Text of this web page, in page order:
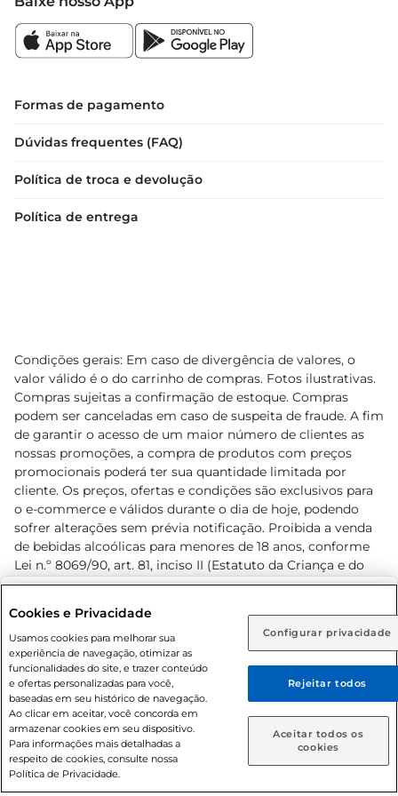
Rio de Janeiro (RJ) Goiás (GO)
Ou
Caso queira comprar online, informe como deseja receber
suas compras:
Entrega em casa Retire em Loja
Maipo Carmenere e deixese envolver por sua
riqueza de sabores únicos, perfectos para aquecer
seu coração em qualquer ocasião.
Formas de pagamento
Dúvidas frequentes (FAQ)
Política de troca e devolução
Política de entrega
Condições gerais: Em caso de divergência de valores, o
valor válido é o do carrinho de compras. Fotos ilustrativas.
Compras sujeitas a confirmação de estoque. Compras
podem ser canceladas em caso de suspeita de fraude. A fim
de garantir o acesso de um maior número de clientes as
nossas promoções, a compra de produtos com preços
promocionais poderá ter sua quantidade limitada por
cliente. Os preços, ofertas e condições são exclusivos para
o e-commerce e válidos durante o dia de hoje, podendo
sofrer alterações sem prévia notificação. Proibida a venda
de bebidas alcoólicas para menores de 18 anos, conforme
Lei n.º 8069/90, art. 81, inciso II (Estatuto da Criança e do
Adolescente). Preços e condições exclusivos para o
prévio. O valor mínimo para as compras on-line é de R$
80,00.
© 2026 Copyright. Todos os direitos
reservados Prezunic.
Cookies e Privacidade
Usamos cookies para melhorar sua
experiência de navegação, otimizar as
funcionalidades do site, e trazer conteúdo
e ofertas personalizadas para você,
baseadas em seu histórico de navegação.
Ao clicar em aceitar, você concorda em
armazenar cookies em seu dispositivo.
Para informações mais detalhadas a
respeito de cookies, consulte nossa
Política de Privacidade.
Configurar privacidade
Rejeitar todos
Aceitar todos os
cookies